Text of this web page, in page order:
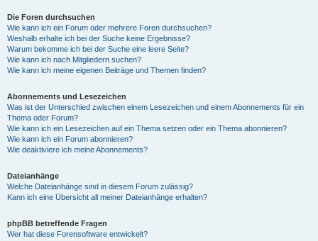
Die Foren durchsuchen
Wie kann ich ein Forum oder mehrere Foren durchsuchen?
Weshalb erhalte ich bei der Suche keine Ergebnisse?
Warum bekomme ich bei der Suche eine leere Seite?
Wie kann ich nach Mitgliedern suchen?
Wie kann ich meine eigenen Beiträge und Themen finden?
Abonnements und Lesezeichen
Was ist der Unterschied zwischen einem Lesezeichen und einem Abonnements für ein
Thema oder Forum?
Wie kann ich ein Lesezeichen auf ein Thema setzen oder ein Thema abonnieren?
Wie kann ich ein Forum abonnieren?
Wie deaktiviere ich meine Abonnements?
Dateianhänge
Welche Dateianhänge sind in diesem Forum zulässig?
Kann ich eine Übersicht all meiner Dateianhänge erhalten?
phpBB betreffende Fragen
Wer hat diese Forensoftware entwickelt?